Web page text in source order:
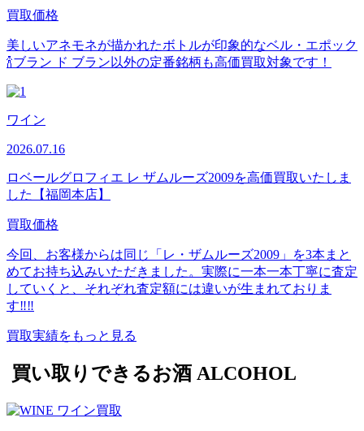
買取価格
美しいアネモネが描かれたボトルが印象的なベル・エポック
🍾ブラン ド ブラン以外の定番銘柄も高価買取対象です！
ワイン
2026.07.16
ロベールグロフィエ レ ザムルーズ2009を高価買取いたしま
した【福岡本店】
買取価格
今回、お客様からは同じ「レ・ザムルーズ2009」を3本まと
めてお持ち込みいただきました。実際に一本一本丁寧に査定
していくと、それぞれ査定額には違いが生まれておりま
す‼‼
買取実績をもっと見る
買い取りできるお酒 ALCOHOL